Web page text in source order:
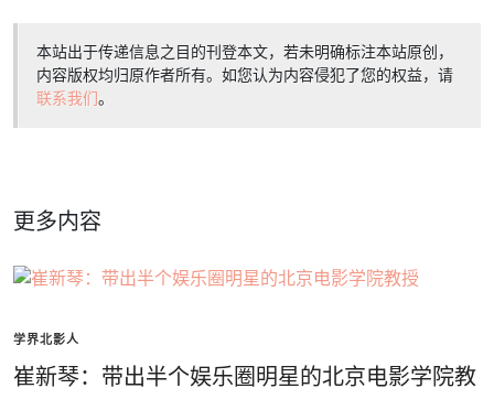
本站出于传递信息之目的刊登本文，若未明确标注本站原创，
内容版权均归原作者所有。如您认为内容侵犯了您的权益，请
联系我们。
更多内容
学界北影人
崔新琴：带出半个娱乐圈明星的北京电影学院教